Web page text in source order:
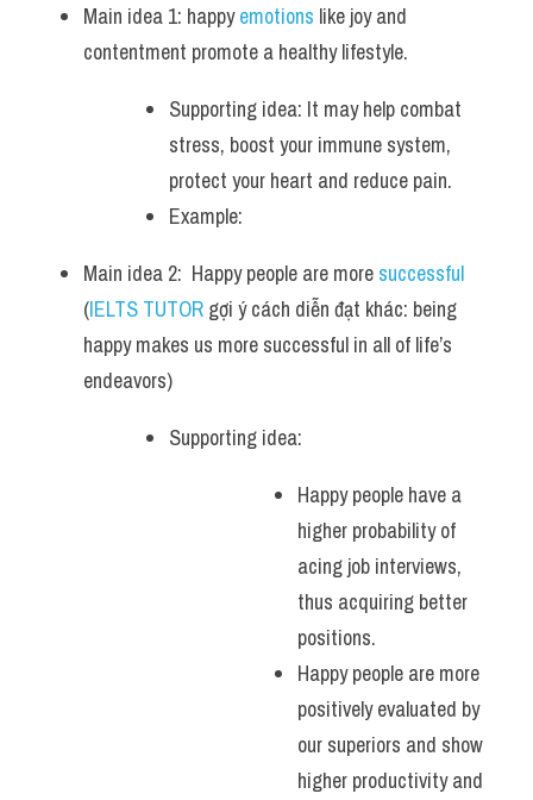
Main idea 1: happy emotions like joy and
contentment promote a healthy lifestyle.
Supporting idea: It may help combat
stress, boost your immune system,
protect your heart and reduce pain.
Example:
Main idea 2:  Happy people are more
(IELTS TUTOR gợi ý cách diễn đạt khác: being
happy makes us more successful in all of life’s
endeavors)
Supporting idea:
Happy people have a
higher probability of
acing job interviews,
thus acquiring better
positions.
Happy people are more
positively evaluated by
our superiors and show
higher productivity and